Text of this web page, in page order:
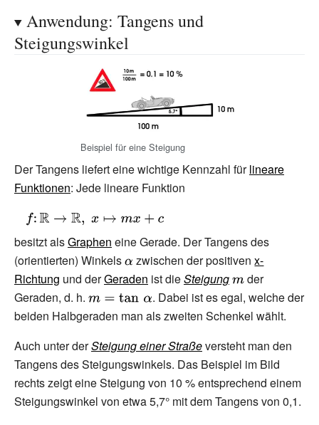
\colon \;(4k+1)
{\frac {\pi }{2}}
<x<(4k+3){\frac
\colon \;x=(2k+1)
{\frac {\pi }
{2}}\end{cases}}}
Anwendung: Tangens und
Steigungswinkel
Beispiel für eine Steigung
Der Tangens liefert eine wichtige Kennzahl fürlineare
Funktionen: Jede lineare Funktion
{\displaystyle
f\colon
\mathbb {R}
\to \mathbb
{R}
,\;x\mapsto
besitzt alsGraphen eine Gerade. Der Tangens des
(orientierten) Winkels{\displaystyle
\alpha }
zwischen der positivenx-
Richtung und derGeraden ist dieSteigung{\displaystyle
m}
der
Geraden, d. h. {\displaystyle
m=\tan
. Dabei ist es egal, welche der
beiden Halbgeraden man als zweiten Schenkel wählt.
Auch unter derSteigung einer Straßeversteht man den
Tangens des Steigungswinkels. Das Beispiel im Bild
rechts zeigt eine Steigung von 10 % entsprechend einem
Steigungswinkel von etwa 5,7° mit dem Tangens von 0,1.